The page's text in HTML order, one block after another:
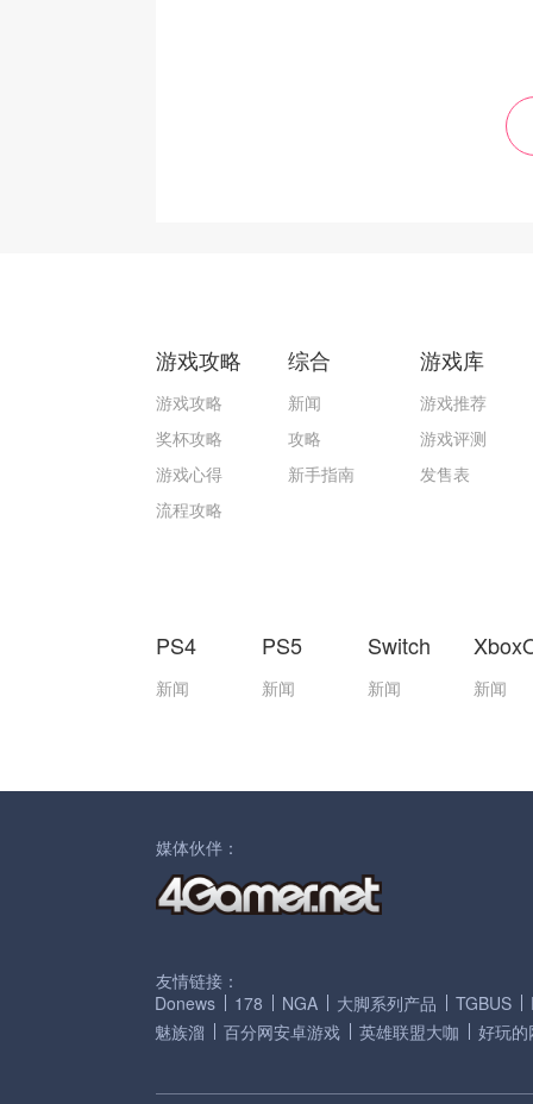
游戏攻略
游戏攻略
奖杯攻略
游戏心得
流程攻略
综合
新闻
攻略
新手指南
游戏库
游戏推荐
游戏评测
发售表
PS4
新闻
PS5
新闻
Switch
新闻 新闻
媒体伙伴：
友情链接：
Donews
178 NGA 大脚系列产品 TGBUS
魅族溜
百分网安卓游戏 英雄联盟大咖 好玩的